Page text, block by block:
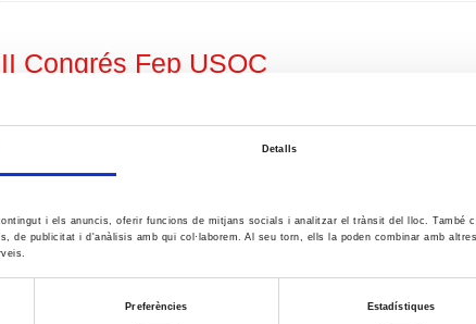
Detalls
i els anuncis, oferir funcions de mitjans socials i analitzar el trànsit del lloc. També
de publicitat i d'anàlisis amb qui col·laborem. Al seu torn, ells la poden combinar amb
Preferències Estadístiques
Congrés Fep USOC